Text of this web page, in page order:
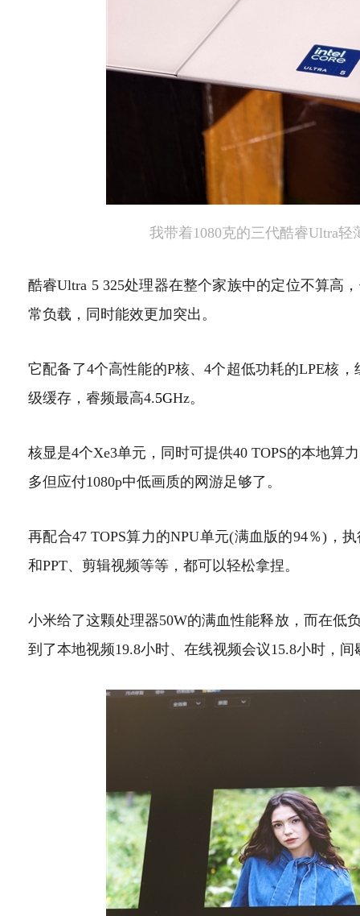
我带着1080克的三代酷睿Ultra
酷睿Ultra 5 325处理器在整个家族中的定位不算高
常负载，同时能效更加突出。
它配备了4个高性能的P核、4个超低功耗的LPE核
级缓存，睿频最高4.5GHz。
核显是4个Xe3单元，同时可提供40 TOPS的本地算
多但应付1080p中低画质的网游足够了。
再配合47 TOPS算力的NPU单元(满血版的94％)，
和PPT、剪辑视频等等，都可以轻松拿捏。
小米给了这颗处理器50W的满血性能释放，而在低
到了本地视频19.8小时、在线视频会议15.8小时，